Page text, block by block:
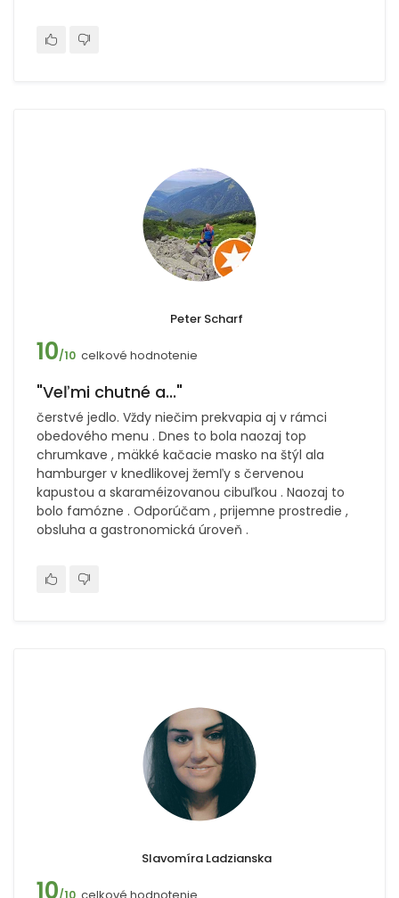
Peter Scharf
10/10 celkové hodnotenie
"Veľmi chutné a..."
čerstvé jedlo. Vždy niečim prekvapia aj v rámci
obedového menu . Dnes to bola naozaj top
chrumkave , mäkké kačacie masko na štýl ala
hamburger v knedlikovej žemľy s červenou
kapustou a skaraméizovanou cibuľkou . Naozaj to
bolo famózne . Odporúčam , prijemne prostredie ,
obsluha a gastronomická úroveň .
Slavomíra Ladzianska
10/10